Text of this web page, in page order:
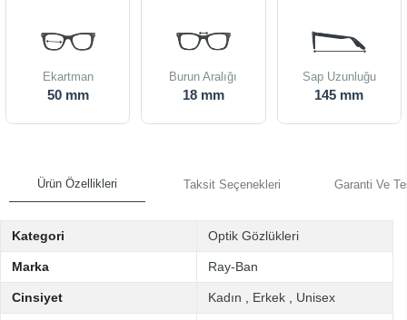
Ekartman
50 mm
Burun Aralığı
18 mm
Sap Uzunluğu
145 mm
Ürün Özellikleri Taksit Seçenekleri Garanti Ve
Kategori Optik Gözlükleri
Marka Ray-Ban
Cinsiyet Kadın Erkek Unisex